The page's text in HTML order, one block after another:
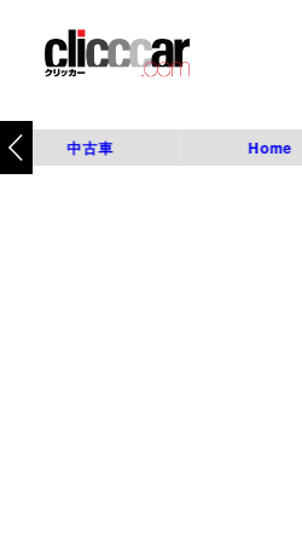
中古車 Home